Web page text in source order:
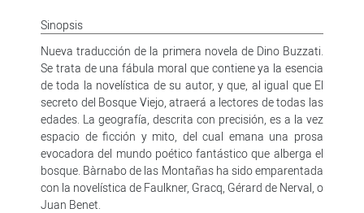
Sinopsis
Nueva traducción de la primera novela de Dino Buzzati.
Se trata de una fábula moral que contiene ya la esencia
de toda la novelística de su autor, y que, al igual que El
secreto del Bosque Viejo, atraerá a lectores de todas las
edades. La geografía, descrita con precisión, es a la vez
espacio de ficción y mito, del cual emana una prosa
evocadora del mundo poético fantástico que alberga el
bosque. Bàrnabo de las Montañas ha sido emparentada
con la novelística de Faulkner, Gracq, Gérard de Nerval, o
Juan Benet.